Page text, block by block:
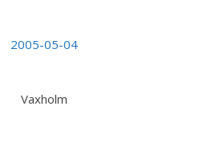
2005-05-04
Vaxholm